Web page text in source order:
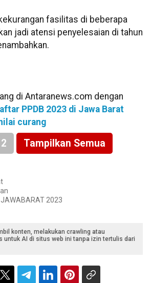
fasilitas di beberapa
jadi atensi penyelesaian di tahun
di Antaranews.com dengan
PPDB 2023 di Jawa Barat
curang
2 Tampilkan Semua
2023
konten, melakukan crawling atau
untuk AI di situs web ini tanpa izin tertulis dari